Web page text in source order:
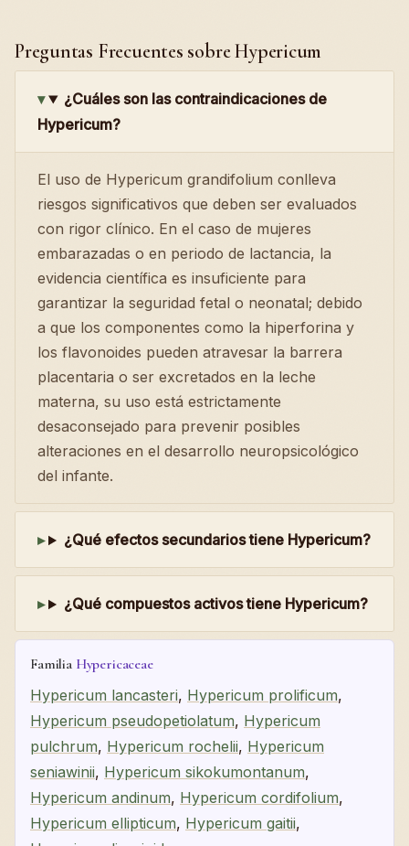
Preguntas Frecuentes sobre Hypericum
¿Cuáles son las contraindicaciones de
Hypericum?
El uso de Hypericum grandifolium conlleva
riesgos significativos que deben ser evaluados
con rigor clínico. En el caso de mujeres
embarazadas o en periodo de lactancia, la
evidencia científica es insuficiente para
garantizar la seguridad fetal o neonatal; debido
a que los componentes como la hiperforina y
los flavonoides pueden atravesar la barrera
placentaria o ser excretados en la leche
materna, su uso está estrictamente
desaconsejado para prevenir posibles
alteraciones en el desarrollo neuropsicológico
del infante.
¿Qué efectos secundarios tiene Hypericum?
¿Qué compuestos activos tiene Hypericum?
Familia Hypericaceae
Hypericum lancasteri, Hypericum prolificum,
Hypericum pseudopetiolatum, Hypericum
pulchrum, Hypericum rochelii, Hypericum
seniawinii, Hypericum sikokumontanum,
Hypericum andinum, Hypericum cordifolium,
Hypericum ellipticum, Hypericum gaitii,